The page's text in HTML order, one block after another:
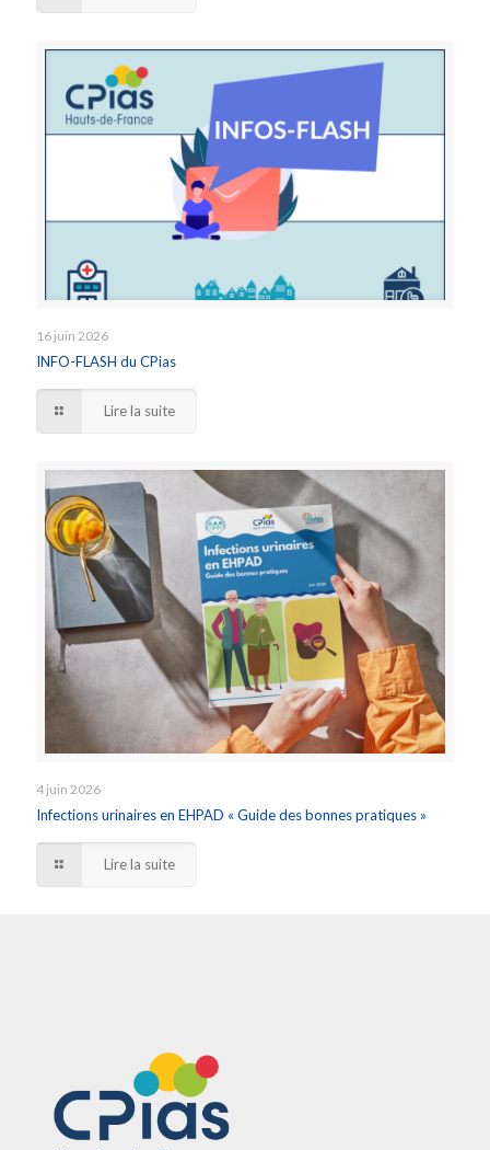
16 juin 2026
INFO-FLASH du CPias
Lire la suite
4 juin 2026
Infections urinaires en EHPAD « Guide des bonnes pratiques »
Lire la suite